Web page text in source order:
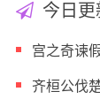
今日更
宫之奇谏
齐桓公伐